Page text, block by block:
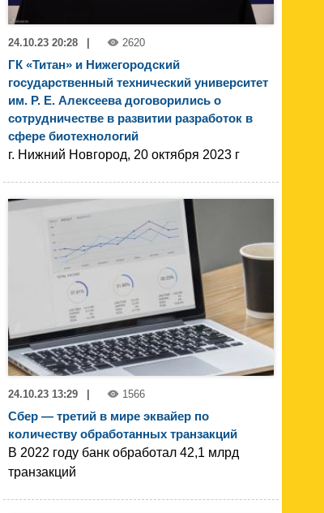
24.10.23 20:28 | 2620
ГК «Титан» и Нижегородский
государственный технический университет
им. Р. Е. Алексеева договорились о
сотрудничестве в развитии разработок в
сфере биотехнологий
г. Нижний Новгород, 20 октября 2023 г
24.10.23 13:29 1566
Сбер — третий в мире эквайер по
количеству обработанных транзакций
В 2022 году банк обработал 42,1 млрд
транзакций